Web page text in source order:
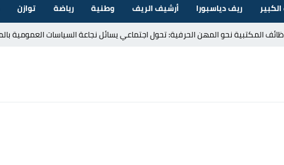
ريف دياسبورا أرشيف الريف وطنية رياضة توازن
تحقيقا في اقتحام سبتة وتخوفات من دعوات جديدة للعبور
بأمر من الملك أم تحت ضغط إسباني؟ عودة مايوركا تفتح أسئلة ثقيلة